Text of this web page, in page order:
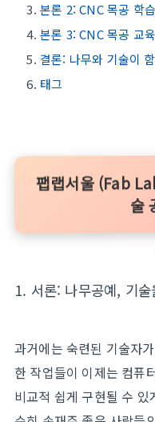
본론 2: CNC 목공 학
본론 3: CNC 목공 교
결론: 나무와 기술이
태그
팹랩서울 (Fab
술
1. 서론: 나무공예, 기
과거에는 숙련된 기술자
한 작업들이 이제는 컴퓨
비교적 쉽게 구현될 수